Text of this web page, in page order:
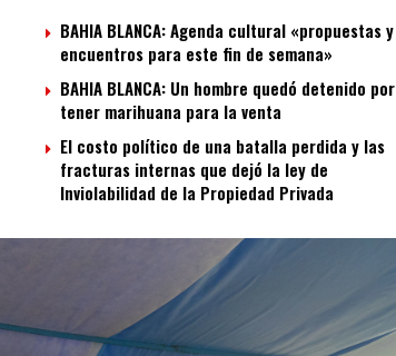
BAHIA BLANCA: Agenda cultural «propuestas y
encuentros para este fin de semana»
BAHIA BLANCA: Un hombre quedó detenido por
tener marihuana para la venta
El costo político de una batalla perdida y las
fracturas internas que dejó la ley de
Inviolabilidad de la Propiedad Privada